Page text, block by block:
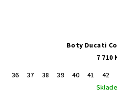
Boty Ducati
7 710
36
37 38 39 40 41 42